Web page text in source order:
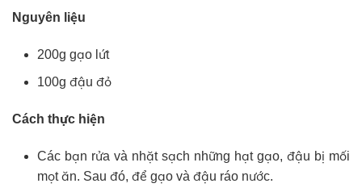
Nguyên liệu
200g gạo lứt
100g đậu đỏ
Cách thực hiện
Các bạn rửa và nhặt sạch những hạt gạo, đậu bị mối
mọt ăn. Sau đó, để gạo và đậu ráo nước.